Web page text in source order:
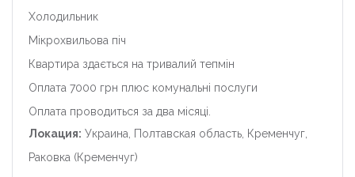
Холодильник
Мікрохвильова піч
Квартира здається на тривалий тепмін
Оплата 7000 грн плюс комунальні послуги
Оплата проводиться за два місяці.
Локация: Украина, Полтавская область, Кременчуг,
Раковка (Кременчуг)